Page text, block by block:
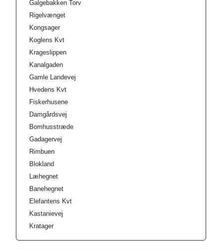
Galgebakken Torv
Rigelvænget
Kongsager
Koglens Kvt
Krageslippen
Kanalgaden
Gamle Landevej
Hvedens Kvt
Fiskerhusene
Damgårdsvej
Bomhusstræde
Gadagervej
Rimbuen
Blokland
Læhegnet
Banehegnet
Elefantens Kvt
Kastanievej
Kratager